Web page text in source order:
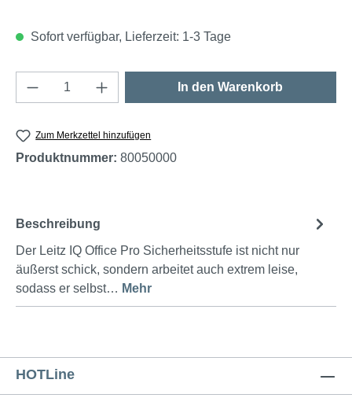
Sofort verfügbar, Lieferzeit: 1-3 Tage
Produkt Anzahl: Gib den gewünschten
In den Warenkorb
Zum Merkzettel hinzufügen
Produktnummer: 80050000
Beschreibung
Der Leitz IQ Office Pro Sicherheitsstufe ist nicht nur
äußerst schick, sondern arbeitet auch extrem leise,
sodass er selbst… Mehr
HOTLine